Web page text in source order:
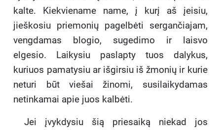
kalte. Kiekviename name, į kurį aš įeisiu,
jieškosiu priemonių pagelbėti sergančiajam,
vengdamas blogio, sugedimo ir laisvo
elgesio. Laikysiu paslapty tuos dalykus,
kuriuos pamatysiu ar išgirsiu iš žmonių ir kurie
neturi būt viešai žinomi, susilaikydamas
netinkamai apie juos kalbėti.
Jei įvykdysiu šią priesaiką niekad jos